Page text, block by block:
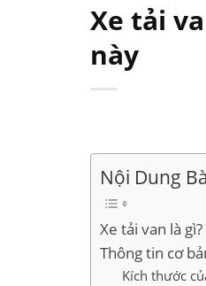
Xe tải
này
Nội Dung
Xe tải van là gì?
Thông tin cơ
Kích thước